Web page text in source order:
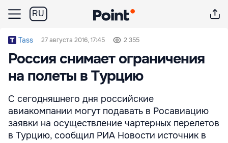
RU
Tass 27 августа 2016, 17:45 2 355
Россия снимает ограничения
на полеты в Турцию
С сегодняшнего дня российские
авиакомпании могут подавать в Росавиацию
заявки на осуществление чартерных перелетов
в Турцию, сообщил РИА Новости источник в